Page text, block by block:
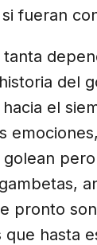
fueran
tanta
del
el
golean
pronto
que hasta